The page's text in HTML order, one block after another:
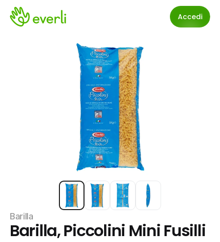
Accedi
Barilla
Barilla, Piccolini Mini Fusilli